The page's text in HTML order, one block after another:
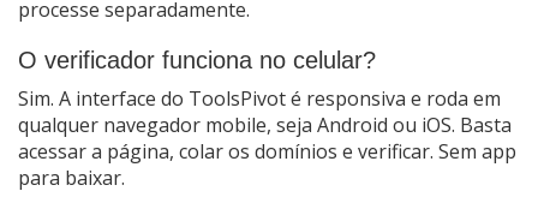
processe separadamente.
O verificador funciona no celular?
Sim. A interface do ToolsPivot é responsiva e roda em
qualquer navegador mobile, seja Android ou iOS. Basta
acessar a página, colar os domínios e verificar. Sem app
para baixar.